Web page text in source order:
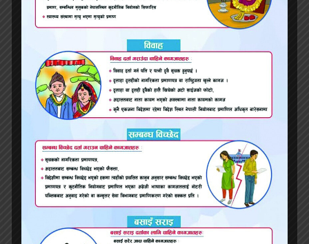
कोशी प्रदेशका मुख्यमन्त्री चढेको गाडीमा आक्रमण [